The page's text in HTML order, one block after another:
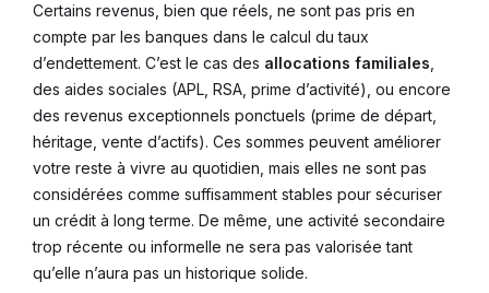
Certains revenus, bien que réels, ne sont pas pris en
compte par les banques dans le calcul du taux
d’endettement. C’est le cas des allocations familiales
des aides sociales (APL, RSA, prime d’activité), ou encore
des revenus exceptionnels ponctuels (prime de départ,
héritage, vente d’actifs). Ces sommes peuvent améliorer
votre reste à vivre au quotidien, mais elles ne sont pas
considérées comme suffisamment stables pour sécuriser
un crédit à long terme. De même, une activité secondaire
trop récente ou informelle ne sera pas valorisée tant
qu’elle n’aura pas un historique solide.